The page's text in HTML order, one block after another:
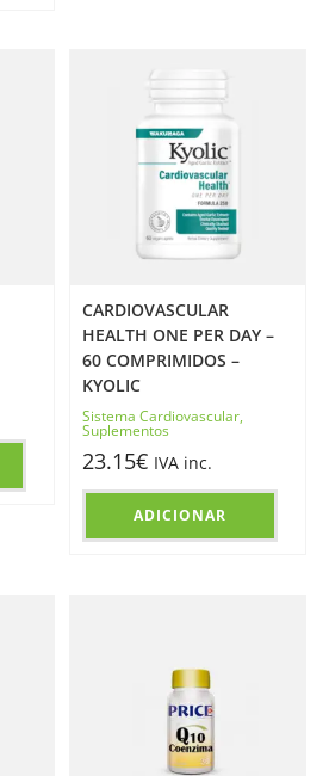
CARDIOVASCULAR
HEALTH ONE PER DAY –
60 COMPRIMIDOS –
KYOLIC
Sistema Cardiovascular,
Suplementos
23.15€ IVA inc.
ADICIONAR